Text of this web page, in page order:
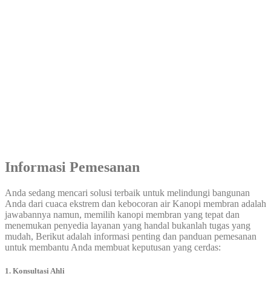
Informasi Pemesanan
Anda sedang mencari solusi terbaik untuk melindungi bangunan
Anda dari cuaca ekstrem dan kebocoran air Kanopi membran adalah
jawabannya namun, memilih kanopi membran yang tepat dan
menemukan penyedia layanan yang handal bukanlah tugas yang
mudah, Berikut adalah informasi penting dan panduan pemesanan
untuk membantu Anda membuat keputusan yang cerdas:
1. Konsultasi Ahli